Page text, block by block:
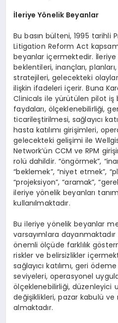
İleriye Yönelik Beyanlar
Bu basın bülteni, 1995 tarihli
Litigation Reform Act
beyanlar içermektedir.
beklentileri, inançları,
stratejileri, gelecekteki
ilişkin ifadeleri içerir. Buna
Clinicals ile yürütülen pilot iş
faydaları, ölçeklenebilirliği,
ticarileştirilmesi, sağlayıcı
hasta katılımı girişimleri,
gelecekteki gelişimi ile
Network’ün CCM ve RPM
rolü dahildir. “öngörmek”,
“beklemek”, “niyet etmek”,
“projeksiyon”, “aramak”,
ileriye yönelik beyanları
kullanılmaktadır.
Bu ileriye yönelik beyanlar
varsayımlara
önemli ölçüde farklılık
riskler ve belirsizlikler
sağlayıcı katılımı, geri
seviyeleri, operasyonel
ölçeklenebilirliği, düzenleyici
değişiklikleri, pazar kabulü
almaktadır.